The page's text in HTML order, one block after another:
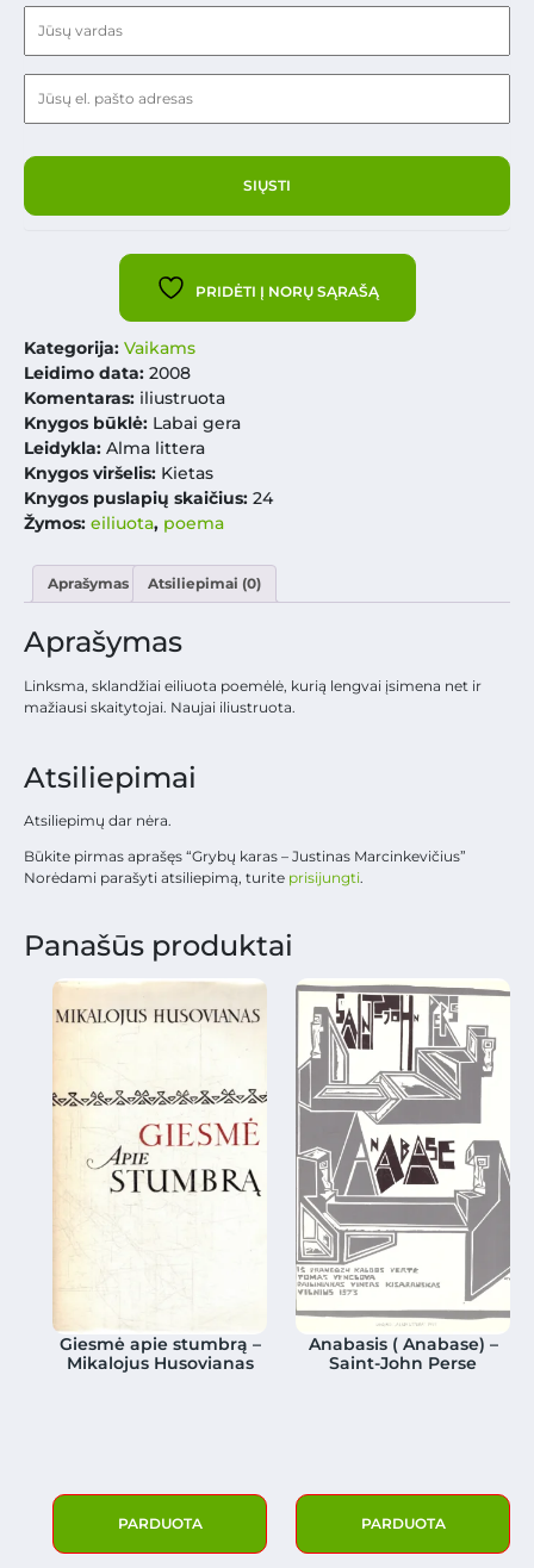
PRIDĖTI Į NORŲ SĄRAŠĄ
Kategorija: Vaikams
Leidimo data: 2008
Komentaras: iliustruota
Knygos būklė: Labai gera
Leidykla: Alma littera
Knygos viršelis: Kietas
Knygos puslapių skaičius: 24
Žymos: eiliuota, poema
Aprašymas Atsiliepimai (0)
Aprašymas
Linksma, sklandžiai eiliuota poemėlė, kurią lengvai įsimena net ir
mažiausi skaitytojai. Naujai iliustruota.
Atsiliepimai
Atsiliepimų dar nėra.
Būkite pirmas aprašęs “Grybų karas – Justinas Marcinkevičius”
Norėdami parašyti atsiliepimą, turite prisijungti.
Panašūs produktai
Giesmė apie stumbrą –
Mikalojus Husovianas
PARDUOTA
Anabasis ( Anabase) –
Saint-John Perse
PARDUOTA